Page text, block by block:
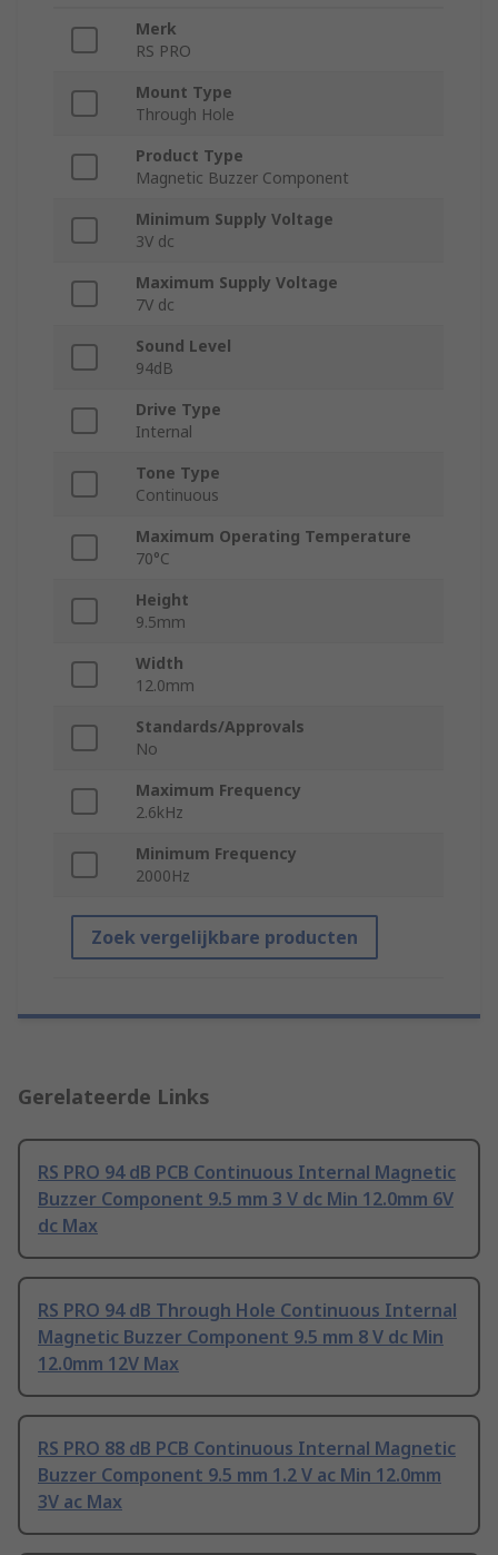
Merk
RS PRO
Mount Type
Through Hole
Product Type
Magnetic Buzzer Component
Minimum Supply Voltage
3V dc
Maximum Supply Voltage
7V dc
Sound Level
94dB
Drive Type
Internal
Tone Type
Continuous
Maximum Operating Temperature
70°C
Height
9.5mm
Width
12.0mm
Standards/Approvals
No
Maximum Frequency
2.6kHz
Minimum Frequency
2000Hz
Zoek vergelijkbare producten
Gerelateerde Links
RS PRO 94 dB PCB Continuous Internal Magnetic
Buzzer Component 9.5 mm 3 V dc Min 12.0mm 6V
dc Max
RS PRO 94 dB Through Hole Continuous Internal
Magnetic Buzzer Component 9.5 mm 8 V dc Min
12.0mm 12V Max
RS PRO 88 dB PCB Continuous Internal Magnetic
Buzzer Component 9.5 mm 1.2 V ac Min 12.0mm
3V ac Max